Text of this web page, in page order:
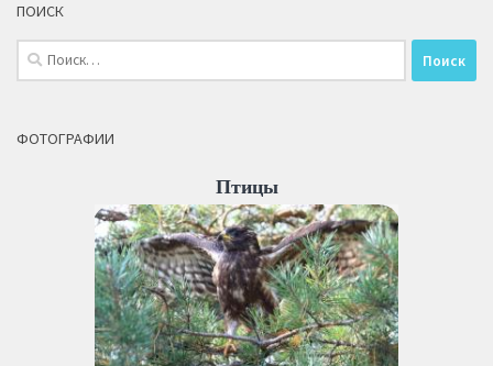
ПОИСК
Найти:
ФОТОГРАФИИ
Птицы